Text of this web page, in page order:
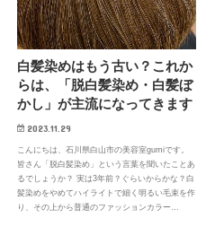
白髪染めはもう古い？これか
らは、「脱白髪染め・白髪ぼ
かし」が主流になってきます
2023.11.29
こんにちは、石川県白山市の美容室gumiです。
皆さん「脱白髪染め」という言葉を聞いたことあ
るでしょうか？ 実は3年前？ぐらいからかな？白
髪染めをやめてハイライトで細く明るい毛束を作
り、その上から普通のファッションカラー…